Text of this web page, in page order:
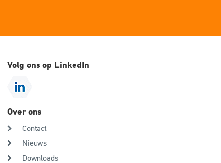
Volg ons op LinkedIn
Over ons
Contact
Nieuws
Downloads